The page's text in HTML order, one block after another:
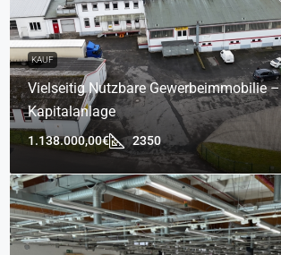
KAUF
Vielseitig Nutzbare Gewerbeimmobilie –
Kapitalanlage
1.138.000,00€ 2350